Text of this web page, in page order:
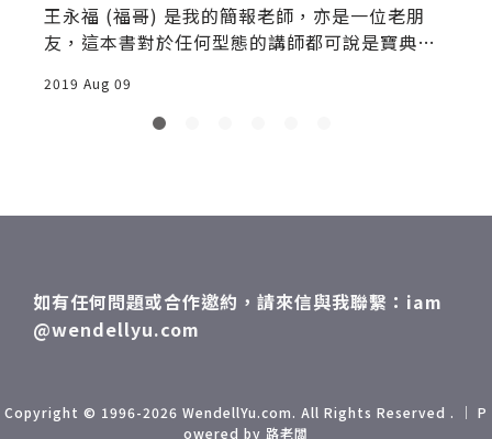
王永福 (福哥) 是我的簡報老師，亦是一位老朋
友，這本書對於任何型態的講師都可說是寶典來
2019 Aug 09
如有任何問題或合作邀約，請來信與我聯繫：iam
@wendellyu.com
Copyright © 1996-2026 WendellYu.com. All Rights Reserved . ｜ P
owered by 路老闆